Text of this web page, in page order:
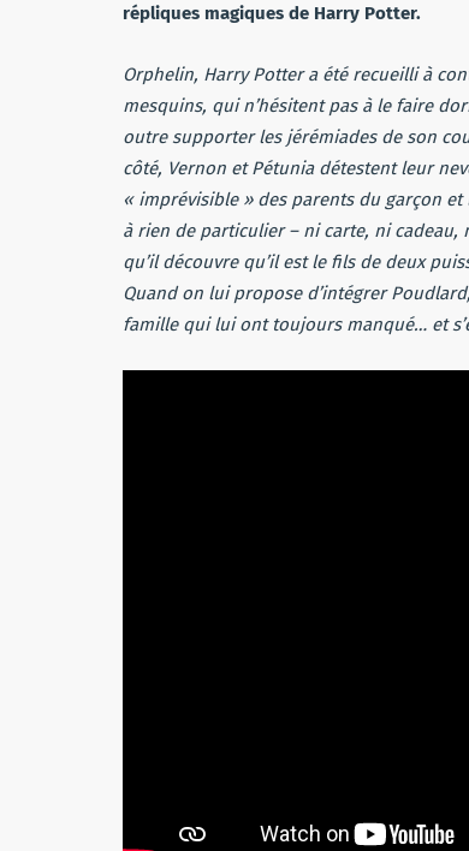
répliques magiques de Harry Potter.
Orphelin, Harry Potter a été recueilli à
mesquins, qui n’hésitent pas à le faire
outre supporter les jérémiades de son
côté, Vernon et Pétunia détestent leur
« imprévisible » des parents du garçon et
à rien de particulier – ni carte, ni cadeau,
qu’il découvre qu’il est le fils de deux
Quand on lui propose d’intégrer
famille qui lui ont toujours manqué… et